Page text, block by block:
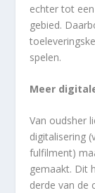
echter tot
gebied.
spelen.
Meer
Van oudsher
digitalisering
fulfilment)
gemaakt. Dit
derde van de